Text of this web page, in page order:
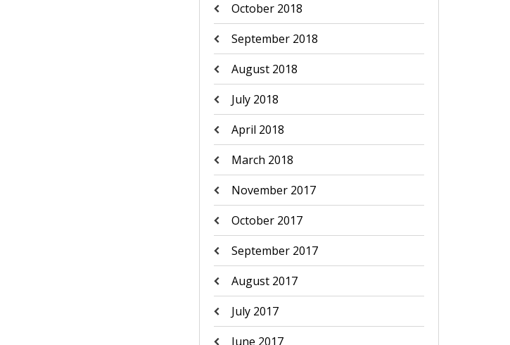
October 2018
September 2018
August 2018
July 2018
April 2018
March 2018
November 2017
October 2017
September 2017
August 2017
July 2017
June 2017